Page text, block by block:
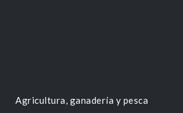
Agricultura, ganadería y pesca